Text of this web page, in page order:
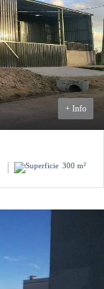
+ Info
300 m²